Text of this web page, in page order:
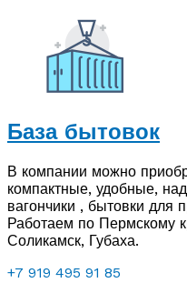
База бытовок
В компании можно
компактные, удобные,
вагончики , бытовки для
Работаем по Пермскому
Соликамск, Губаха.
+7 919 495 91 85